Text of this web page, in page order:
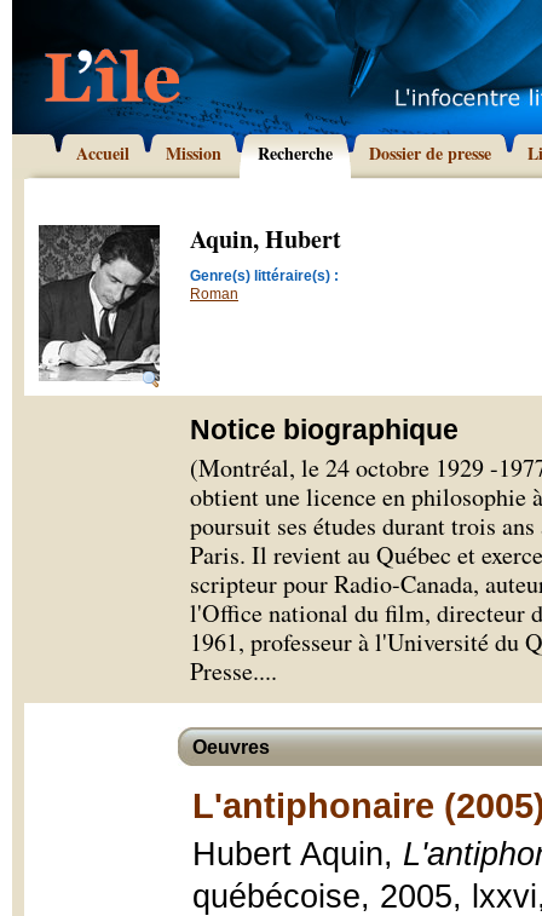
Accueil Mission Recherche Dossier de presse
Aquin, Hubert
Genre(s) littéraire(s) :
Roman
Notice biographique
(Montréal, le 24 octobre 1929 -
obtient une licence en
poursuit ses études durant trois
Paris. Il revient au Québec et
scripteur pour Radio-Canada,
l'Office national du film, directeur
1961, professeur à l'Université du
Presse....
Oeuvres
L'antiphonaire
Hubert Aquin,
québécoise, 2005,